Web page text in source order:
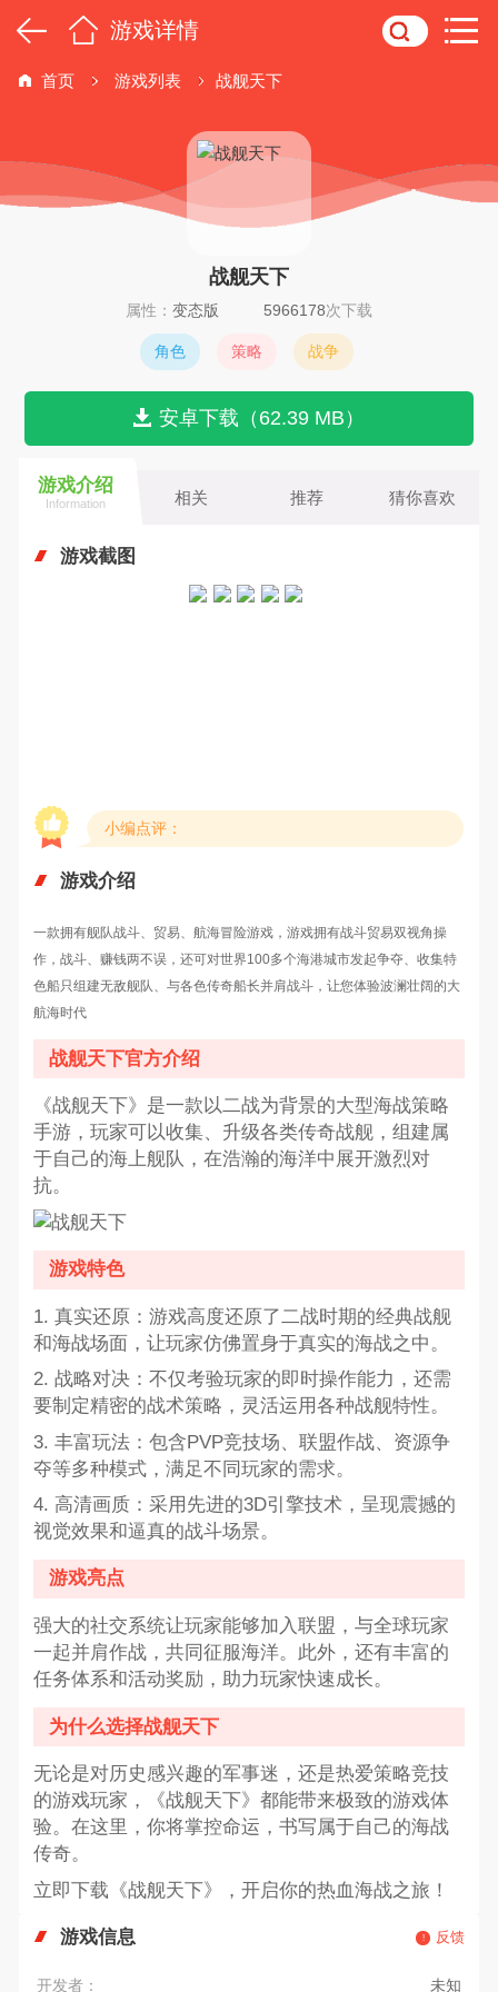
游戏详情
首页 游戏列表 战舰天下
战舰天下
属性： 变态版 5966178次下载
角色 策略 战争
安卓下载（62.39 MB）
游戏介绍
Information 相关 推荐 猜你喜欢
游戏截图
小编点评：
游戏介绍
一款拥有舰队战斗、贸易、航海冒险游戏，游戏拥有战斗贸易双视角操
作，战斗、赚钱两不误，还可对世界100多个海港城市发起争夺、收集特
色船只组建无敌舰队、与各色传奇船长并肩战斗，让您体验波澜壮阔的大
航海时代
战舰天下官方介绍
《战舰天下》是一款以二战为背景的大型海战策略
手游，玩家可以收集、升级各类传奇战舰，组建属
于自己的海上舰队，在浩瀚的海洋中展开激烈对
抗。
游戏特色
1. 真实还原：游戏高度还原了二战时期的经典战舰
和海战场面，让玩家仿佛置身于真实的海战之中。
2. 战略对决：不仅考验玩家的即时操作能力，还需
要制定精密的战术策略，灵活运用各种战舰特性。
3. 丰富玩法：包含PVP竞技场、联盟作战、资源争
夺等多种模式，满足不同玩家的需求。
4. 高清画质：采用先进的3D引擎技术，呈现震撼的
视觉效果和逼真的战斗场景。
游戏亮点
强大的社交系统让玩家能够加入联盟，与全球玩家
一起并肩作战，共同征服海洋。此外，还有丰富的
任务体系和活动奖励，助力玩家快速成长。
为什么选择战舰天下
无论是对历史感兴趣的军事迷，还是热爱策略竞技
的游戏玩家，《战舰天下》都能带来极致的游戏体
验。在这里，你将掌控命运，书写属于自己的海战
传奇。
立即下载《战舰天下》，开启你的热血海战之旅！
游戏信息 反馈
开发者： 未知